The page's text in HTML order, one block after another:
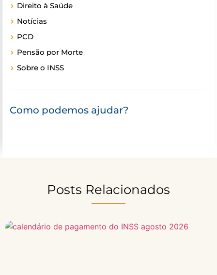
Direito à Saúde
Notícias
PCD
Pensão por Morte
Sobre o INSS
Como podemos ajudar?
Posts Relacionados